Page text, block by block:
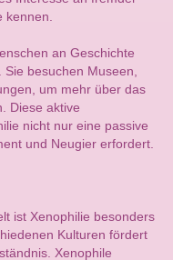
kennen.
an Geschichte
besuchen Museen,
um mehr über das
Diese aktive
nicht nur eine passive
und Neugier erfordert.
ist Xenophilie besonders
Kulturen fördert
Xenophile